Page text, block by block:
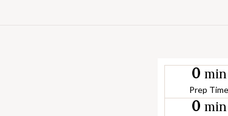
0 min
Prep
0 min